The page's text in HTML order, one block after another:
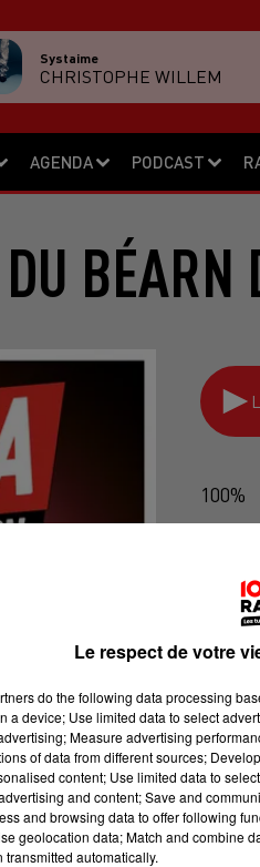
AGENDA PODCAST
Systaime
CHRISTOPHE WILLEM
100%
Le respect de votre
do the following data processing
a device; Use limited data to select
Measure advertising
of data from different sources;
content; Use limited data to
and content; Save and
and browsing data to offer following
geolocation data; Match and combine
automatically.